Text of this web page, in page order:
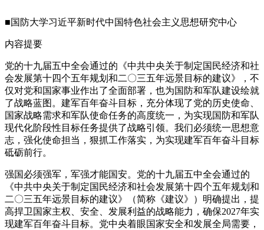
■国防大学习近平新时代中国特色社会主义思想研究中心
内容提要
党的十九届五中全会通过的《中共中央关于制定国民经济和社
会发展第十四个五年规划和二〇三五年远景目标的建议》，不
仅对党和国家事业作出了全面部署，也为国防和军队建设绘就
了战略蓝图。建军百年奋斗目标，充分体现了党的历史使命、
国家战略需求和军队使命任务的高度统一，为实现国防和军队
现代化阶段性目标任务提供了战略引领。我们必须统一思想意
志，强化使命担当，狠抓工作落实，为实现建军百年奋斗目标
砥砺前行。
强国必须强军，军强才能国安。党的十九届五中全会通过的
《中共中央关于制定国民经济和社会发展第十四个五年规划和
二〇三五年远景目标的建议》（简称《建议》）明确提出，提
高捍卫国家主权、安全、发展利益的战略能力，确保2027年实
现建军百年奋斗目标。党中央着眼国家安全和发展全局需要，